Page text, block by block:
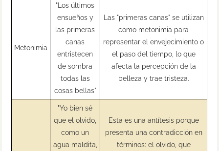
Metonimia
"Los últimos
ensueños y
las primeras
canas
entristecen
de sombra
todas las
cosas bellas"
Las "primeras canas" se utilizan
como metonimia para
representar el envejecimiento o
el paso del tiempo, lo que
afecta la percepción de la
belleza y trae tristeza.
"Yo bien sé
que el olvido,
como un
agua maldita,
Esta es una antítesis porque
presenta una contradicción en
términos: el olvido, que